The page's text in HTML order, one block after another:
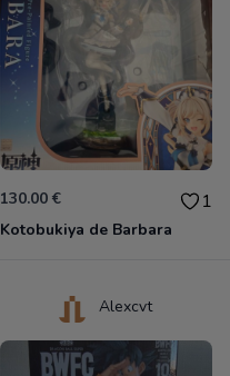
130.00 € 1
Kotobukiya de Barbara
Alexcvt